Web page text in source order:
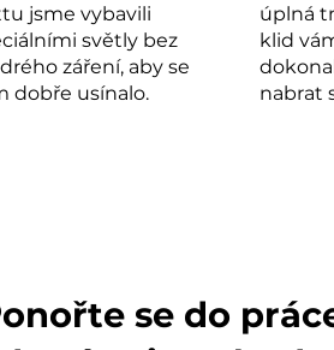
jsme vybavili
světly bez
záření, aby se
dobře usínalo.
úplná
klid
nabrat
se do